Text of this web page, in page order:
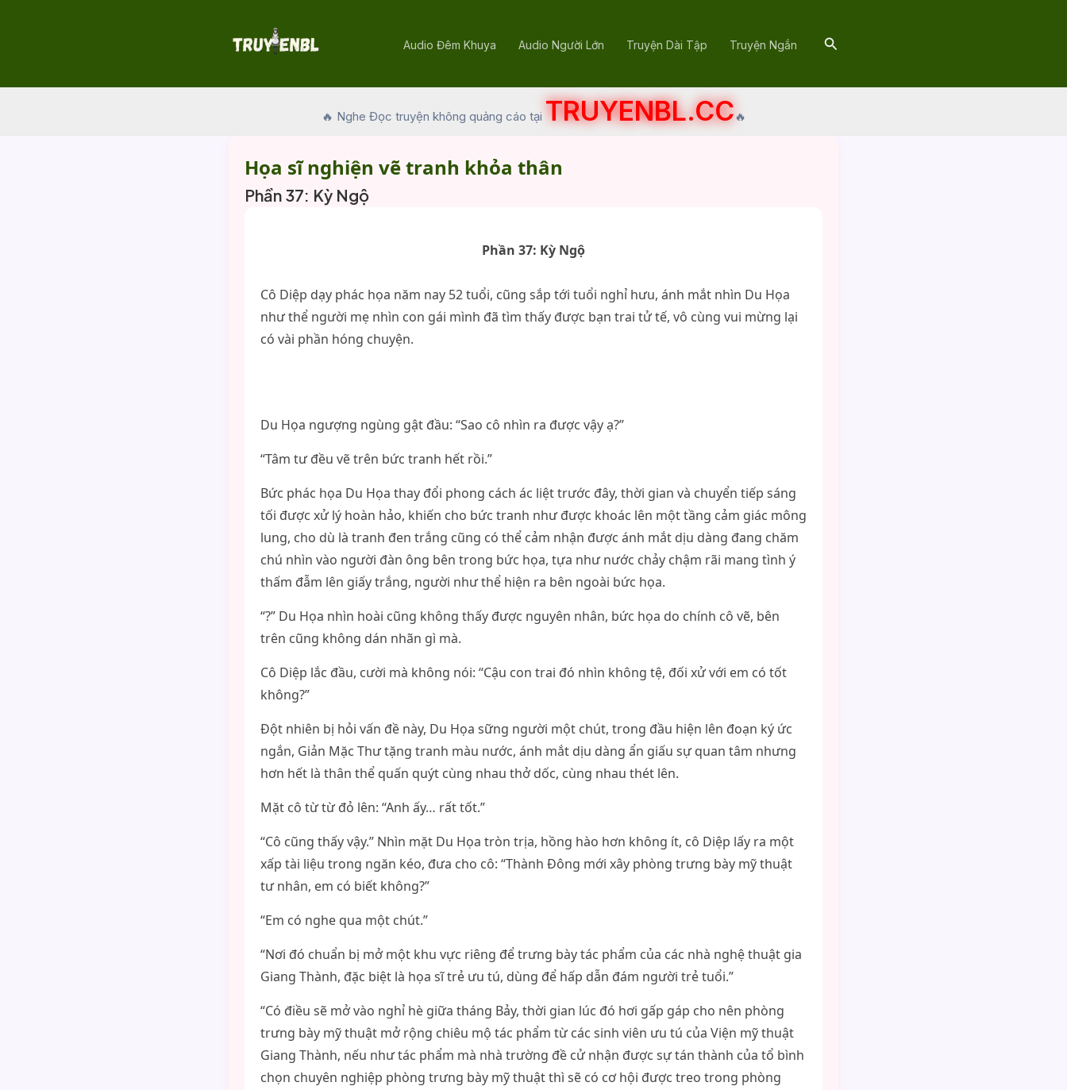
Audio Đêm Khuya Audio Người Lớn Truyện Dài Tập Truyện Ngắn Search
🔥 Nghe Đọc truyện không quảng cáo tại TRUYENBL.CC🔥
Họa sĩ nghiện vẽ tranh khỏa thân
Phần 37: Kỳ Ngộ
Phần 37: Kỳ Ngộ
Cô Diệp dạy phác họa năm nay 52 tuổi, cũng sắp tới tuổi nghỉ hưu, ánh mắt nhìn Du Họa
như thể người mẹ nhìn con gái mình đã tìm thấy được bạn trai tử tế, vô cùng vui mừng lại
có vài phần hóng chuyện.
Du Họa ngượng ngùng gật đầu: “Sao cô nhìn ra được vậy ạ?”
“Tâm tư đều vẽ trên bức tranh hết rồi.”
Bức phác họa Du Họa thay đổi phong cách ác liệt trước đây, thời gian và chuyển tiếp sáng
tối được xử lý hoàn hảo, khiến cho bức tranh như được khoác lên một tầng cảm giác mông
lung, cho dù là tranh đen trắng cũng có thể cảm nhận được ánh mắt dịu dàng đang chăm
chú nhìn vào người đàn ông bên trong bức họa, tựa như nước chảy chậm rãi mang tình ý
thấm đẫm lên giấy trắng, người như thể hiện ra bên ngoài bức họa.
“?” Du Họa nhìn hoài cũng không thấy được nguyên nhân, bức họa do chính cô vẽ, bên
trên cũng không dán nhãn gì mà.
Cô Diệp lắc đầu, cười mà không nói: “Cậu con trai đó nhìn không tệ, đối xử với em có tốt
không?”
Đột nhiên bị hỏi vấn đề này, Du Họa sững người một chút, trong đầu hiện lên đoạn ký ức
ngắn, Giản Mặc Thư tặng tranh màu nước, ánh mắt dịu dàng ẩn giấu sự quan tâm nhưng
hơn hết là thân thể quấn quýt cùng nhau thở dốc, cùng nhau thét lên.
Mặt cô từ từ đỏ lên: “Anh ấy… rất tốt.”
“Cô cũng thấy vậy.” Nhìn mặt Du Họa tròn trịa, hồng hào hơn không ít, cô Diệp lấy ra một
xấp tài liệu trong ngăn kéo, đưa cho cô: “Thành Đông mới xây phòng trưng bày mỹ thuật
tư nhân, em có biết không?”
“Em có nghe qua một chút.”
“Nơi đó chuẩn bị mở một khu vực riêng để trưng bày tác phẩm của các nhà nghệ thuật gia
Giang Thành, đặc biệt là họa sĩ trẻ ưu tú, dùng để hấp dẫn đám người trẻ tuổi.”
“Có điều sẽ mở vào nghỉ hè giữa tháng Bảy, thời gian lúc đó hơi gấp gáp cho nên phòng
trưng bày mỹ thuật mở rộng chiêu mộ tác phẩm từ các sinh viên ưu tú của Viện mỹ thuật
Giang Thành, nếu như tác phẩm mà nhà trường đề cử nhận được sự tán thành của tổ bình
chọn chuyên nghiệp phòng trưng bày mỹ thuật thì sẽ có cơ hội được treo trong phòng